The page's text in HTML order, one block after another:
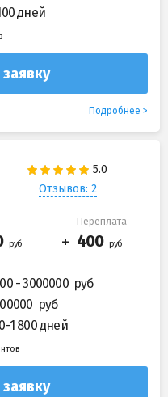
дней
Подробнее
Отзывов: 2
Переплата
- 3000000
1 800 дней